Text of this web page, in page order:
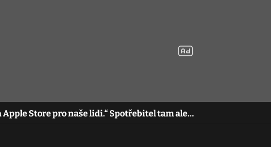
Apple Store pro naše lidi.“ Spotřebitel tam ale…